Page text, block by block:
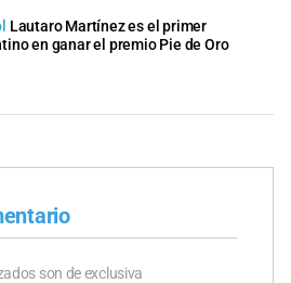
Lautaro Martínez es el primer
en ganar el premio Pie de Oro
son de exclusiva